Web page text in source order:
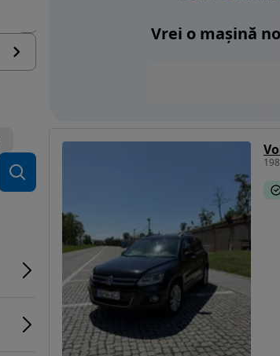
Vrei o mașină